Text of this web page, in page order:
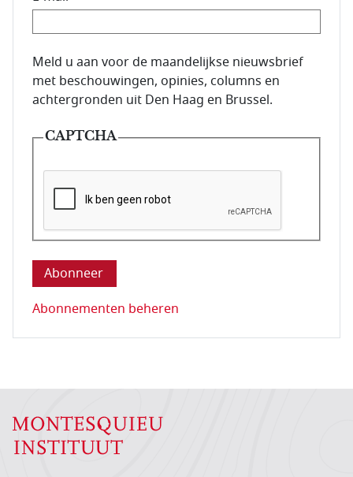
E-mailadres van de abonnee.
Meld u aan voor de maandelijkse nieuwsbrief
met beschouwingen, opinies, columns en
achtergronden uit Den Haag en Brussel.
CAPTCHA
Deze vraag is om te controleren dat u een mens
Abonnementen beheren